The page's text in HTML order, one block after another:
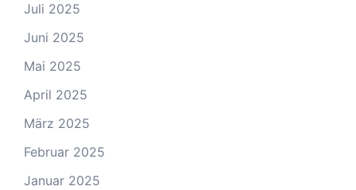
Juli 2025
Juni 2025
Mai 2025
April 2025
März 2025
Februar 2025
Januar 2025